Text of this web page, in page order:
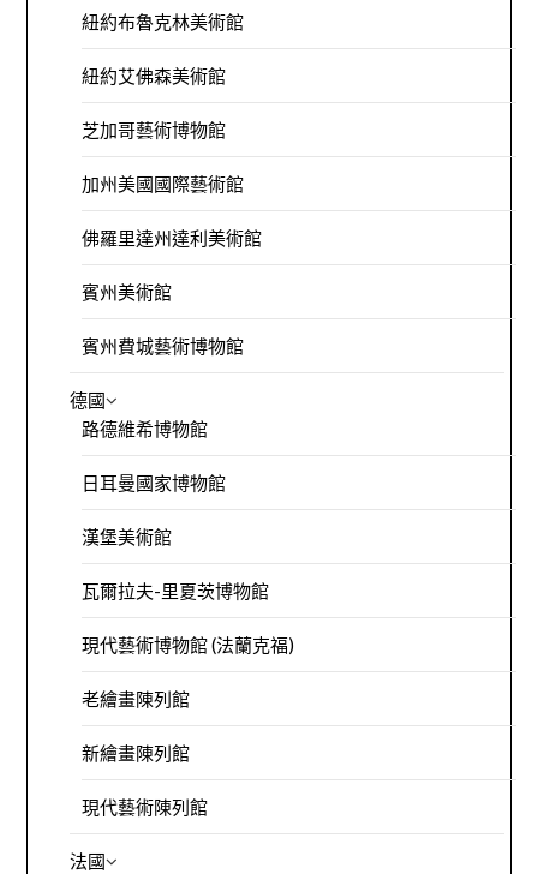
紐約布魯克林美術館
紐約艾佛森美術館
芝加哥藝術博物館
加州美國國際藝術館
佛羅里達州達利美術館
賓州美術館
賓州費城藝術博物館
德國
路德維希博物館
日耳曼國家博物館
漢堡美術館
瓦爾拉夫-里夏茨博物館
現代藝術博物館 (法蘭克福)
老繪畫陳列館
新繪畫陳列館
現代藝術陳列館
法國